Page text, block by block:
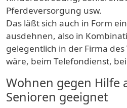
Pferdeversorgung usw.
Das läßt sich auch in Form
ausdehnen, also in
gelegentlich in der Firma
wäre, beim Telefondienst,
Wohnen gegen Hilfe
Senioren geeignet